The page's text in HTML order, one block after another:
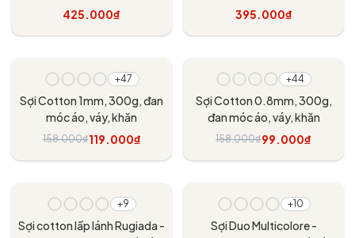
móc
425.000₫
móc
395.000₫
- 25%
+47
Sợi Cotton 1mm, 300g, đan
móc áo, váy, khăn
158.000₫119.000₫
- 37%
+44
Sợi Cotton 0.8mm, 300g,
đan móc áo, váy, khăn
158.000₫99.000₫
- 20%
+9
Sợi cotton lấp lánh Rugiada -
- 20%
+10
Sợi Duo Multicolore -